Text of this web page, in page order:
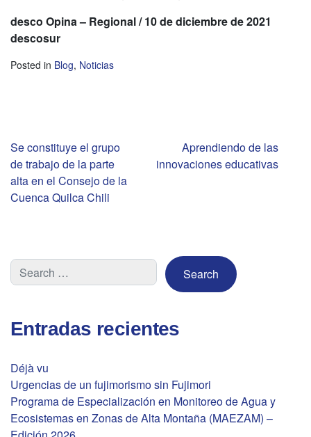
desco Opina – Regional / 10 de diciembre de 2021
descosur
Posted in Blog, Noticias
Navegación
de
Se constituye el grupo
de trabajo de la parte
alta en el Consejo de la
Cuenca Quilca Chili
Aprendiendo de las
innovaciones educativas
Entradas recientes
Déjà vu
Urgencias de un fujimorismo sin Fujimori
Programa de Especialización en Monitoreo de Agua y
Ecosistemas en Zonas de Alta Montaña (MAEZAM) –